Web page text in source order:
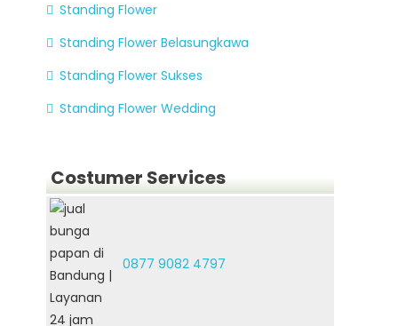
Standing Flower
Standing Flower Belasungkawa
Standing Flower Sukses
Standing Flower Wedding
Costumer Services
0877 9082 4797